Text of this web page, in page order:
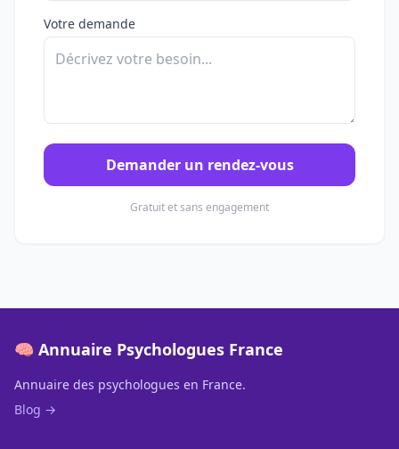
Votre demande
Demander un rendez-vous
Gratuit et sans engagement
🧠 Annuaire Psychologues France
Annuaire des psychologues en France.
Blog →